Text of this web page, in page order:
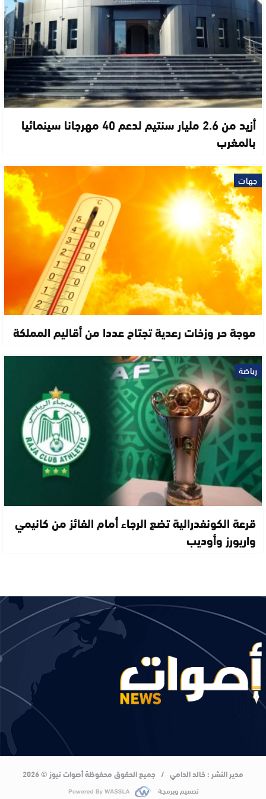
أزيد من 2.6 مليار سنتيم لدعم 40 مهرجانا سينمائيا
بالمغرب
جهات
موجة حر وزخات رعدية تجتاح عددا من أقاليم المملكة
رياضة
قرعة الكونفدرالية تضع الرجاء أمام الفائز من كانيمي
واريورز وأوديب
مدير النشر : خالد الدامي / جميع الحقوق محفوظة أصوات نيوز © 2026
تصميم وبرمجة